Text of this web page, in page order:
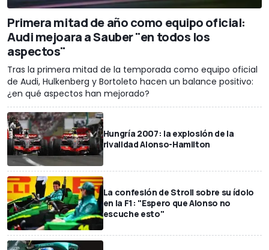
Primera mitad de año como equipo oficial:
Audi mejoara a Sauber "en todos los
aspectos"
Tras la primera mitad de la temporada como equipo oficial
de Audi, Hulkenberg y Bortoleto hacen un balance positivo:
¿en qué aspectos han mejorado?
Hungría 2007: la explosión de la
rivalidad Alonso-Hamilton
La confesión de Stroll sobre su ídolo
en la F1: "Espero que Alonso no
escuche esto"